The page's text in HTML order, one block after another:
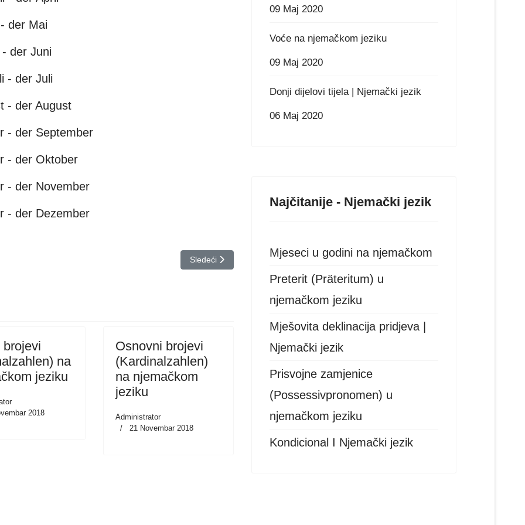
- der Mai
- der Juni
- der Juli
- der August
- der September
- der Oktober
- der November
- der Dezember
Sledeći članak: Dani u sedmici na njemačkom jeziku
Sledeći
brojevi
na
jeziku
2018
Osnovni brojevi
(Kardinalzahlen)
na njemačkom
jeziku
Administrator
21 Novembar 2018
09 Maj 2020
Voće na njemačkom jeziku
09 Maj 2020
Donji dijelovi tijela | Njemački jezik
06 Maj 2020
Najčitanije - Njemački jezik
Mjeseci u godini na njemačkom
Preterit (Präteritum) u
njemačkom jeziku
Mješovita deklinacija pridjeva |
Njemački jezik
Prisvojne zamjenice
(Possessivpronomen) u
njemačkom jeziku
Kondicional I Njemački jezik